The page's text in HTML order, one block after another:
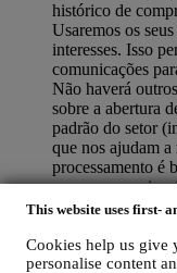
This website uses first-
Cookies help us give
personalise content
histórico de
Usaremos os
interesses. Isso
comunicações
Não haverá
sobre a abertura
padrão do setor
que nos ajudam a
processamento é
nossas
de inscrição pode
seleção.
atualizações a